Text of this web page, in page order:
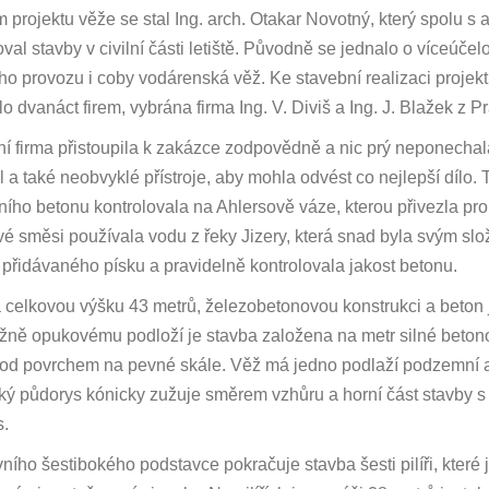
projektu věže se stal Ing. arch. Otakar Novotný, který spolu s
stavby v civilní části letiště. Původně se jednalo o
provozu i coby vodárenská věž. Ke stavební realizaci
dvanáct firem, vybrána firma Ing. V. Diviš a Ing. J. Blažek z
firma přistoupila k zakázce zodpovědně a nic prý
a také neobvyklé přístroje, aby mohla odvést co nejlepší dílo.
betonu kontrolovala na Ahlersově váze, kterou přivezla
směsi používala vodu z řeky Jizery, která snad byla svým
písku a pravidelně kontrolovala jakost betonu.
celkovou výšku 43 metrů, železobetonovou konstrukci a
opukovému podloží je stavba založena na metr silné
povrchem na pevné skále. Věž má jedno podlaží podzemní
půdorys kónicky zužuje směrem vzhůru a horní část stavby
šestibokého podstavce pokračuje stavba šesti pilíři,